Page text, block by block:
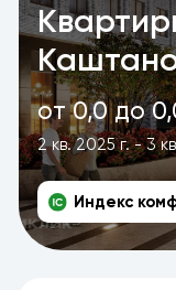
от 0,0 до
2 кв. 2025 г. - 3
Индекс